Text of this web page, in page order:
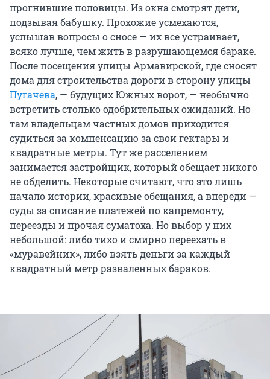
прогнившие половицы. Из окна смотрят дети,
подзывая бабушку. Прохожие усмехаются,
услышав вопросы о сносе — их все устраивает,
всяко лучше, чем жить в разрушающемся бараке.
После посещения улицы Армавирской, где сносят
дома для строительства дороги в сторону улицы
Пугачева, — будущих Южных ворот, — необычно
встретить столько одобрительных ожиданий. Но
там владельцам частных домов приходится
судиться за компенсацию за свои гектары и
квадратные метры. Тут же расселением
занимается застройщик, который обещает никого
не обделить. Некоторые считают, что это лишь
начало истории, красивые обещания, а впереди —
суды за списание платежей по капремонту,
переезды и прочая суматоха. Но выбор у них
небольшой: либо тихо и смирно переехать в
«муравейник», либо взять деньги за каждый
квадратный метр разваленных бараков.